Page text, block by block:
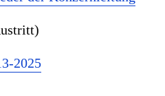
2025